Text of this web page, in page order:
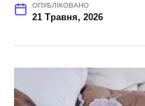
ОПУБЛІКОВАНО
21 Травня, 2026